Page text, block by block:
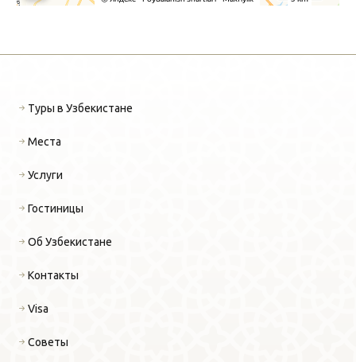
Туры в Узбекистане
Места
Услуги
Гостиницы
Об Узбекистане
Контакты
Visa
Советы